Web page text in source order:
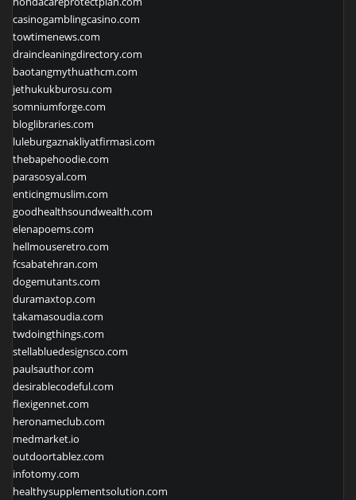
casinogamblingcasino.com
towtimenews.com
draincleaningdirectory.com
baotangmythuathcm.com
jethukukburosu.com
somniumforge.com
bloglibraries.com
luleburgaznakliyatfirmasi.com
thebapehoodie.com
parasosyal.com
enticingmuslim.com
goodhealthsoundwealth.com
elenapoems.com
hellmouseretro.com
fcsabatehran.com
dogemutants.com
duramaxtop.com
takamasoudia.com
twdoingthings.com
stellabluedesignsco.com
paulsauthor.com
desirablecodeful.com
flexigennet.com
heronameclub.com
medmarket.io
outdoortablez.com
infotomy.com
healthysupplementsolution.com